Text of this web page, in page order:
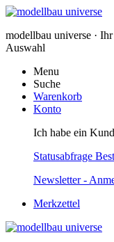
modellbau universe ·
Auswahl
Menu
Suche
Warenkorb
Konto
Ich habe ein
Statusabfrage
Newsletter -
Merkzettel